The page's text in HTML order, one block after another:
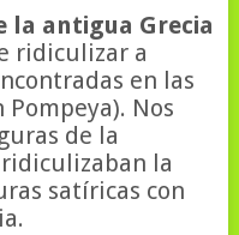
la antigua Grecia
ridiculizar a
en las
Nos
de la
la
satíricas con